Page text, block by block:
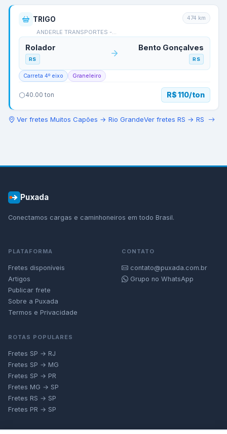
TRIGO
ANDERLE TRANSPORTES -…
474 km
Rolador
RS
Bento Gonçalves
RS
Carreta 4º eixo Graneleiro
40.00 ton R$ 110/ton
Ver fretes Muitos Capões → Rio GrandeVer fretes RS → RS
Puxada
Conectamos cargas e caminhoneiros em todo Brasil.
PLATAFORMA
Fretes disponíveis
Artigos
Publicar frete
Sobre a Puxada
Termos e Privacidade
CONTATO
contato@puxada.com.br
Grupo no WhatsApp
ROTAS POPULARES
Fretes SP → RJ
Fretes SP → MG
Fretes SP → PR
Fretes MG → SP
Fretes RS → SP
Fretes PR → SP